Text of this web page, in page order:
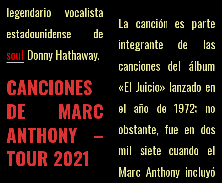
legendario vocalista
estadounidense de
soul Donny Hathaway.
CANCIONES
DE MARC
ANTHONY –
TOUR 2021
La canción es parte
integrante de las
canciones del álbum
«El Juicio» lanzado en
el año de 1972; no
obstante, fue en dos
mil siete cuando el
Marc Anthony incluyó